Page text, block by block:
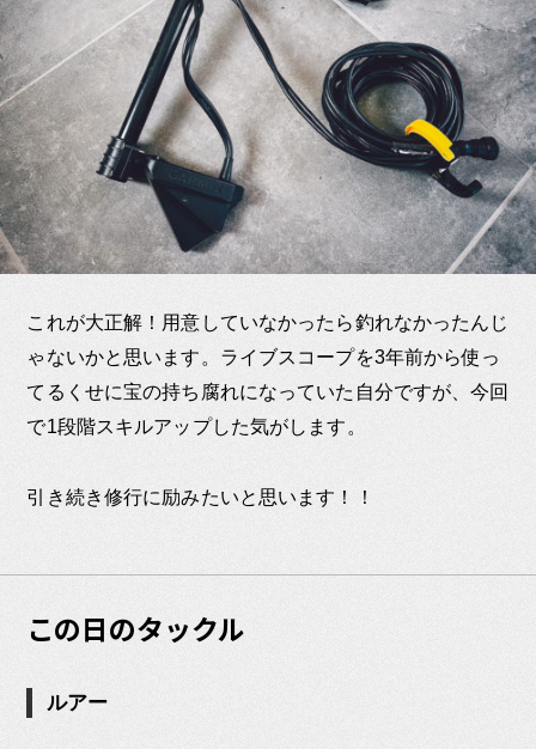
これが大正解！用意していなかったら釣れなかったんじ
ゃないかと思います。ライブスコープを3年前から使っ
てるくせに宝の持ち腐れになっていた自分ですが、今回
で1段階スキルアップした気がします。
引き続き修行に励みたいと思います！！
この日のタックル
ルアー